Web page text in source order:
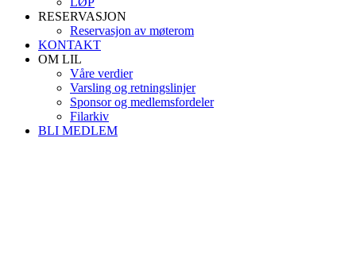
RESERVASJON
Reservasjon av møterom
KONTAKT
OM LIL
Våre verdier
Varsling og retningslinjer
Sponsor og medlemsfordeler
Filarkiv
BLI MEDLEM